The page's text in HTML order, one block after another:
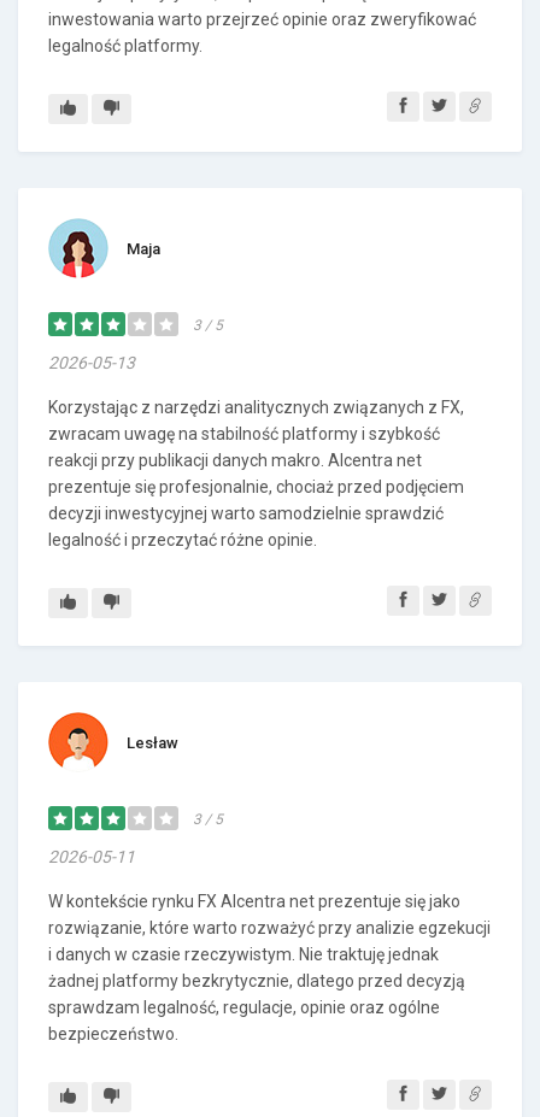
inwestowania warto przejrzeć opinie oraz zweryfikować
legalność platformy.
Maja
3 / 5
2026-05-13
Korzystając z narzędzi analitycznych związanych z FX,
zwracam uwagę na stabilność platformy i szybkość
reakcji przy publikacji danych makro. Alcentra net
prezentuje się profesjonalnie, chociaż przed podjęciem
decyzji inwestycyjnej warto samodzielnie sprawdzić
legalność i przeczytać różne opinie.
Lesław
3 / 5
2026-05-11
W kontekście rynku FX Alcentra net prezentuje się jako
rozwiązanie, które warto rozważyć przy analizie egzekucji
i danych w czasie rzeczywistym. Nie traktuję jednak
żadnej platformy bezkrytycznie, dlatego przed decyzją
sprawdzam legalność, regulacje, opinie oraz ogólne
bezpieczeństwo.